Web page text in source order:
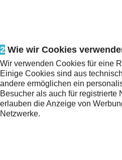
2 Wie wir Cookies
Wir verwenden Cookies für eine
Einige Cookies sind aus
andere ermöglichen ein
Besucher als auch für registrierte
erlauben die Anzeige von
Netzwerke.